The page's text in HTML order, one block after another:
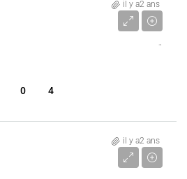
il y a2 ans
0 4
il y a2 ans